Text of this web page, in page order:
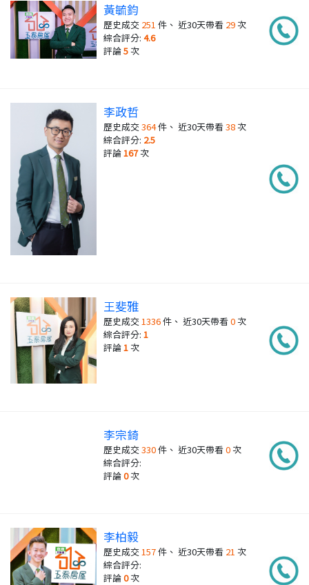
黃毓鈞
歷史成交 251 件、 近30天帶看 29次
綜合評分:4.6
評論5次
李政哲
歷史成交364件、 近30天帶看38次
綜合評分: 2.5
評論167次
王斐雅
歷史成交 1336件、 近30天帶看0次
綜合評分:1
評論1次
李宗錡
歷史成交330件、 近30天帶看0次
綜合評分:
評論0次
李柏毅
歷史成交157件、 近30天帶看 21 次
綜合評分:
評論0次